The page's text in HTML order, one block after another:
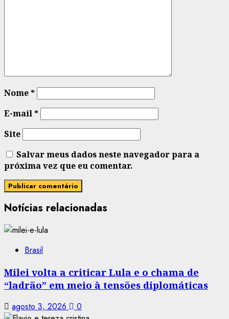
Nome*
E-mail*
Site
Salvar meus dados neste navegador para a
próxima vez que eu comentar.
Notícias relacionadas
Brasil
Milei volta a criticar Lula e o chama de
“ladrão” em meio à tensões diplomáticas
agosto 3, 2026 0